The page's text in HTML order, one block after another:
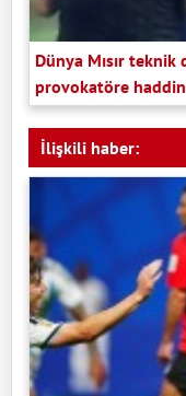
Dünya Mısır
provokatöre
İlişkili haber: